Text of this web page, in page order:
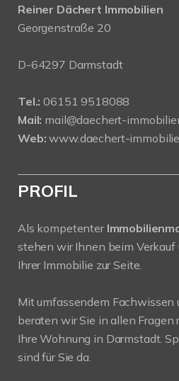
Reiner Dächert Immobilien
Georgenstraße 20
D-64297 Darmstadt
Tel.: 06151 9518088
Mail: mail@daechert-
Web: www.daechert-
PROFIL
Als kompetenter
stehen wir Ihnen beim Verkauf
Ihrer Immobilie zur Seite.
Mit umfassendem Fachwissen
beraten wir Sie in allen Fragen
Ihre Wohnung in Darmstadt.
sind für Sie da.